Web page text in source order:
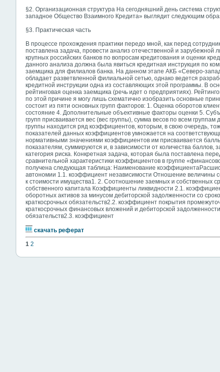
§2. Организационная структура На сегодняшний день система
западное Общество Взаимного Кредита» выглядит следующим
§3. Практическая часть
В процессе прохождения практики передо мной, как перед
поставлена задача, провести анализ отечественной и зарубежной
крупных российских банков по вопросам кредитования и оценки
данного анализа должна была явиться кредитная инструкция по
заемщика для филиалов банка. На данном этапе АКБ «Северо-
обладает разветвленной филиальной сетью, однако ведется
кредитной инструкции одна из составляющих этой программы. В
рейтинговая оценка заемщика (речь идет о предприятиях).
по этой причине я могу лишь схематично изобразить основные
состоит из пяти основных групп факторов: 1. Оценка оборотов
состояние 4. Дополнительные объективные факторы оценки 5.
групп присваивается вес (вес группы), сумма весов по всем
группы находится ряд коэффициентов, которым, в свою очередь,
показателей данных коэффициентов умножается на
нормативными значениями коэффициентов им присваивается
показателям, суммируются и, в зависимости от количества баллов,
категория риска. Конкретная задача, которая была поставлена
сравнительной характеристики коэффициентов в группе
получена следующая таблица: Наименование
автономии 1.1. коэффициент независимости Отношение величины
к стоимости имущества1. 2. Соотношение заемных и собственных
собственного капитала Коэффициенты ликвидности 2.1.
оборотных активов за минусом дебиторской задолженности со
краткосрочных обязательств2.2. коэффициент покрытия
краткосрочных финансовых вложений и дебиторской
обязательств2.3. коэффициент
скачать реферат
1 2